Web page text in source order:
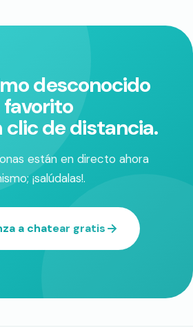
desconocido
favorito
clic de distancia.
están en directo ahora
¡salúdalas!.
a chatear gratis